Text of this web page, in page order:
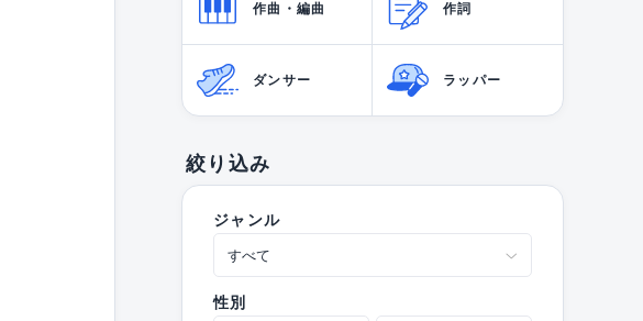
作曲・編曲 作詞
ダンサー ラッパー
絞り込み
ジャンル
性別